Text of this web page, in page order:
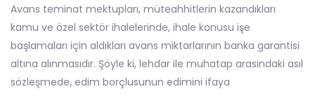
Avans teminat mektupları, müteahhitlerin kazandıkları
kamu ve özel sektör ihalelerinde, ihale konusu işe
başlamaları için aldıkları avans miktarlarının banka garantisi
altına alınmasıdır. Şöyle ki, lehdar ile muhatap arasındaki asıl
sözleşmede, edim borçlusunun edimini ifaya